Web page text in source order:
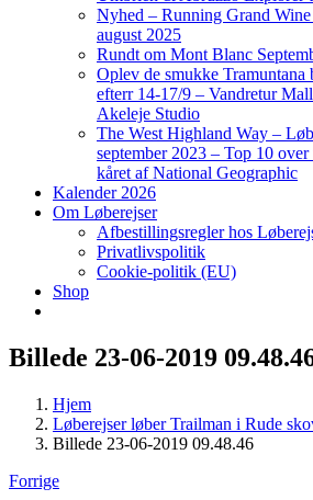
Nyhed – Running Grand
august 2025
Rundt om Mont Blanc
Oplev de smukke Tramuntana
efterr 14-17/9 – Vandretur
Akeleje Studio
The West Highland Way –
september 2023 – Top 10
kåret af National Geographic
Kalender 2026
Om Løberejser
Afbestillingsregler hos
Privatlivspolitik
Cookie-politik (EU)
Shop
Billede 23-06-2019
Hjem
Løberejser løber Trailman i Rude
Billede 23-06-2019 09.48.46
Forrige